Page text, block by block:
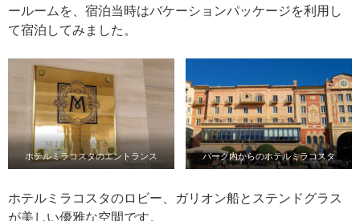
ールームを、宿泊当時はバケーションパッケージを利用し
て宿泊してみました。
ホテルミラコスタのエントランス パーク内からのホテルミラコスタ
ホテルミラコスタのロビー、ガリオン船とステンドグラス
が美しい優雅な空間です。